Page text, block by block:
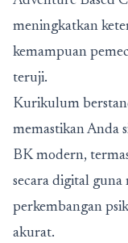
meningkatkan
kemampuan
teruji.
Kurikulum
memastikan Anda
BK modern,
secara digital
perkembangan
akurat.